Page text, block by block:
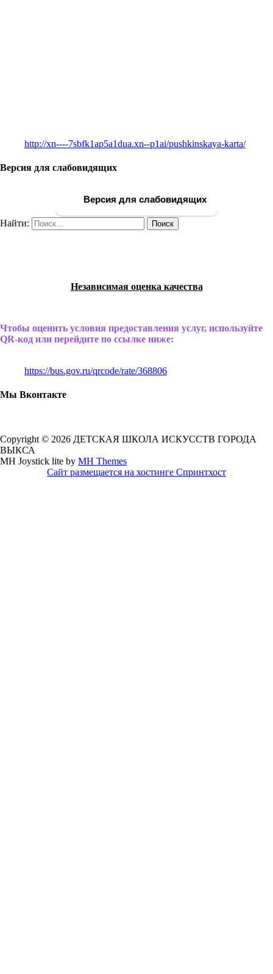
http://xn----7sbfk1ap5a1dua.xn--p1ai/pushkinskaya-karta/
Версия для слабовидящих
Версия для слабовидящих
Найти:
Независимая оценка качества
Чтобы оценить условия предоставления услуг, используйте
QR-код или перейдите по ссылке ниже:
https://bus.gov.ru/qrcode/rate/368806
Мы Вконтакте
Copyright © 2026 ДЕТСКАЯ ШКОЛА ИСКУССТВ ГОРОДА
ВЫКСА
MH Joystick lite by MH Themes
Сайт размещается на хостинге Спринтхост